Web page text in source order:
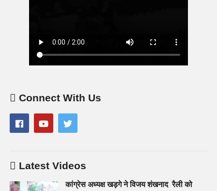
Connect With Us
Latest Videos
कांग्रेस अध्यक्ष खड़गे ने विजय शंखनाद रैली को